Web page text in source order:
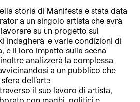
storia di Manifesta è stata data
a un singolo artista che avrà
su un progetto sul
indagherà le varie condizioni di
e il loro impatto sulla scena
analizzerà la complessa
a un pubblico che
dell’arte
il suo lavoro di artista,
con maghi, politici e